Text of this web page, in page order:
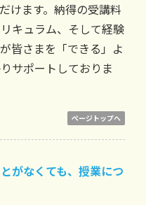
けます。納得の受講料
キュラム、そして経験
皆さまを「できる」よ
サポートしておりま
ページトップへ
がなくても、授業につ